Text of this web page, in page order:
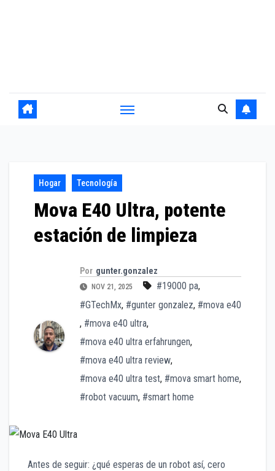
Hogar Tecnología
Mova E40 Ultra, potente
estación de limpieza
Por gunter.gonzalez
NOV 21, 2025 #19000 pa,
#GTechMx, #gunter gonzalez, #mova e40
, #mova e40 ultra,
#mova e40 ultra erfahrungen,
#mova e40 ultra review,
#mova e40 ultra test, #mova smart home,
#robot vacuum, #smart home
Antes de seguir: ¿qué esperas de un robot así, cero